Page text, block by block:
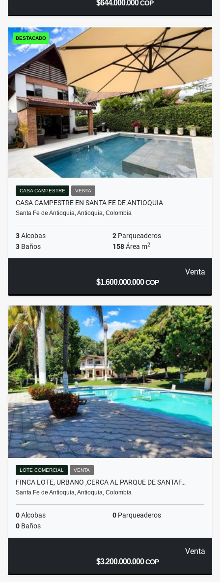
$644.000.000COP
DESTACADO
CASA CAMPESTRE VENTA
CASA CAMPESTRE EN SANTA FE DE ANTIOQUIA
Santa Fe de Antioquia, Antioquia, Colombia
3Alcobas 2 Parqueaderos
3 Baños 158Área m2
Venta
$1.600.000.000COP
LOTE COMERCIAL VENTA
FINCA LOTE, URBANO ,CERCA AL PARQUE DE SANTAF…
Santa Fe de Antioquia, Antioquia, Colombia
0Alcobas 0 Parqueaderos
0 Baños
Venta
$3.200.000.000COP